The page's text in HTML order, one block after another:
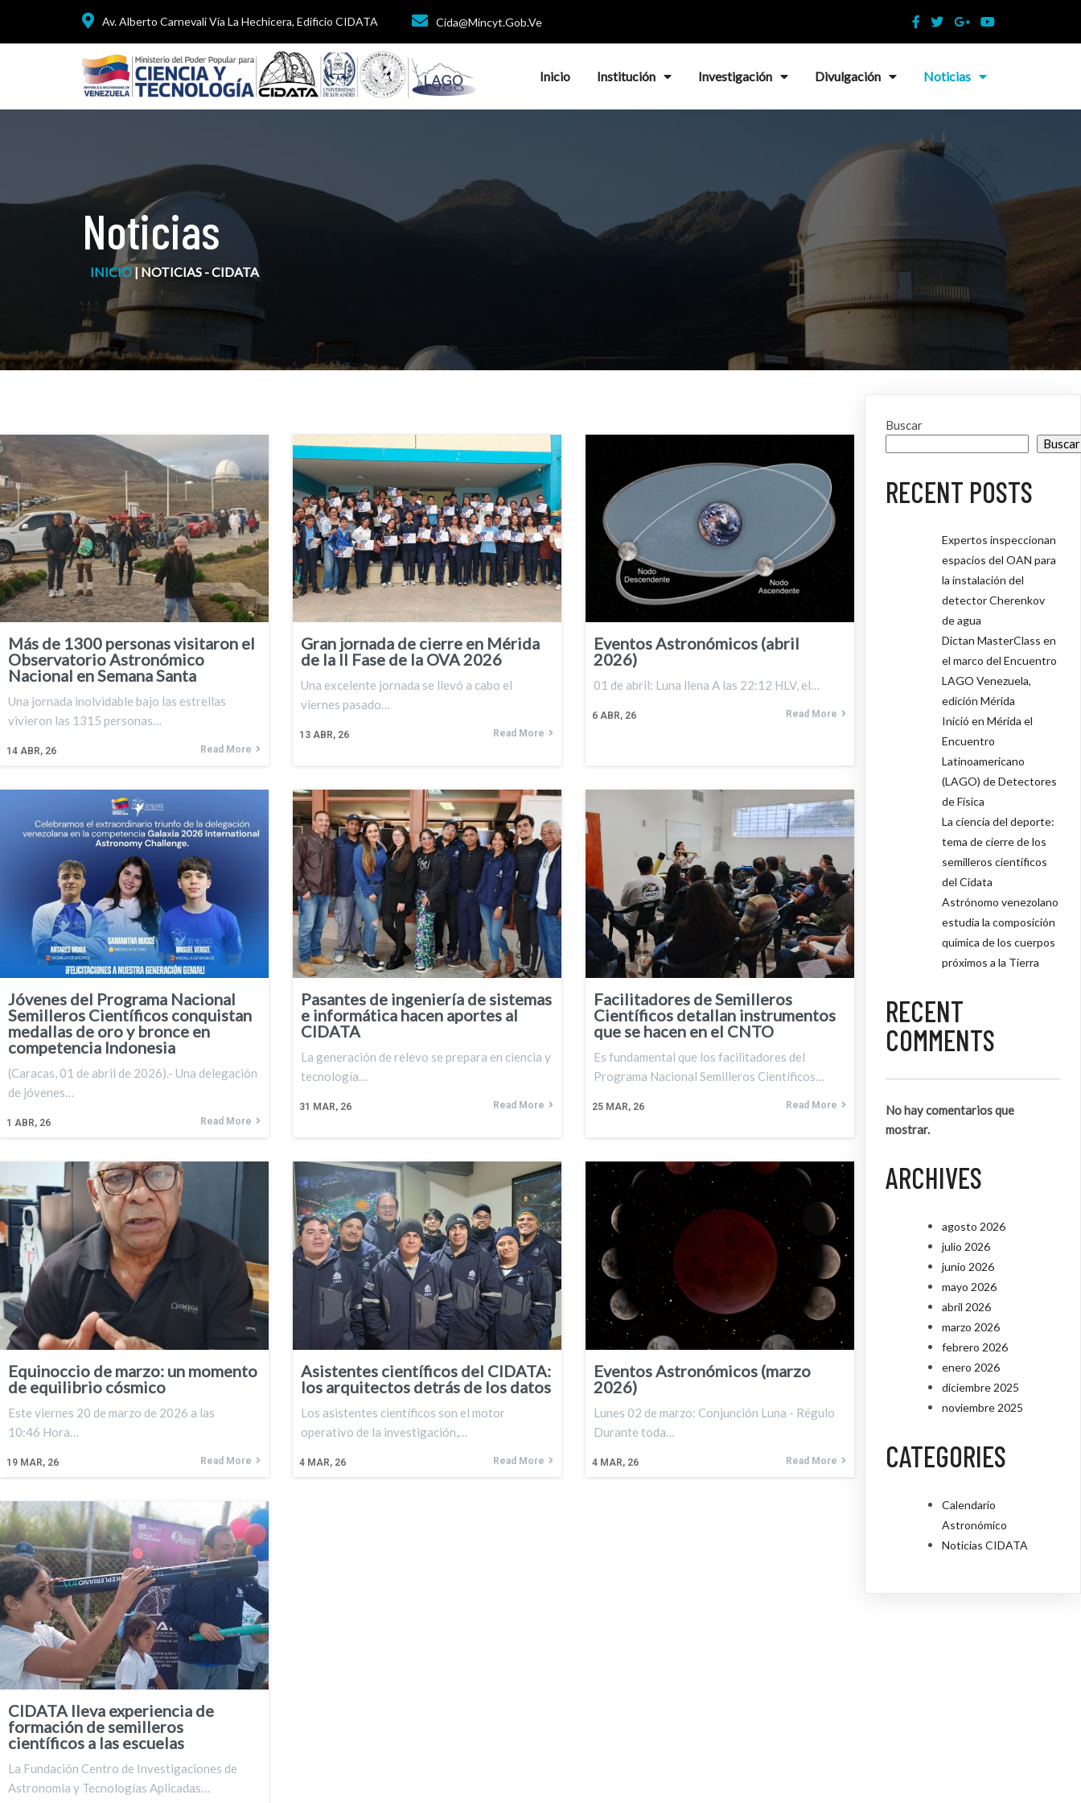
Av. Alberto Carnevali Vía La Hechicera, Edificio CIDATA Cida@mincyt.gob.ve
Inicio Institución Investigación Divulgación Noticias
Noticias
INICIO|NOTICIAS - CIDATA
Más de 1300 personas visitaron el
Observatorio Astronómico
Nacional en Semana Santa
14 ABR, 26
Una jornada inolvidable bajo las estrellas
vivieron las 1315 personas…
Read More
Gran jornada de cierre en Mérida
de la II Fase de la OVA 2026
13 ABR, 26
Una excelente jornada se llevó a cabo el
viernes pasado…
Read More
Eventos Astronómicos (abril
2026)
6 ABR, 26
01 de abril: Luna llena A las 22:12 HLV, el…
Read More
Jóvenes del Programa Nacional
Semilleros Científicos conquistan
medallas de oro y bronce en
competencia Indonesia
1 ABR, 26
(Caracas, 01 de abril de 2026).- Una delegación
de jóvenes…
Read More
Pasantes de ingeniería de sistemas
e informática hacen aportes al
CIDATA
31 MAR, 26
La generación de relevo se prepara en ciencia y
tecnología…
Read More
Facilitadores de Semilleros
Científicos detallan instrumentos
que se hacen en el CNTO
25 MAR, 26
Es fundamental que los facilitadores del
Programa Nacional Semilleros Científicos…
Read More
Equinoccio de marzo: un momento
de equilibrio cósmico
19 MAR, 26
Este viernes 20 de marzo de 2026 a las
10:46 Hora…
Read More
Asistentes científicos del CIDATA:
los arquitectos detrás de los datos
4 MAR, 26
Los asistentes científicos son el motor
operativo de la investigación,…
Read More
Eventos Astronómicos (marzo
2026)
4 MAR, 26
Lunes 02 de marzo: Conjunción Luna - Régulo
Durante toda…
Read More
CIDATA lleva experiencia de
formación de semilleros
científicos a las escuelas
La Fundación Centro de Investigaciones de
Astronomía y Tecnologías Aplicadas…
Buscar
Buscar
RECENT POSTS
Expertos inspeccionan
espacios del OAN para
la instalación del
detector Cherenkov
de agua
Dictan MasterClass en
el marco del Encuentro
LAGO Venezuela,
edición Mérida
Inició en Mérida el
Encuentro
Latinoamericano
(LAGO) de Detectores
de Física
La ciencia del deporte:
tema de cierre de los
semilleros científicos
del Cidata
Astrónomo venezolano
estudia la composición
química de los cuerpos
próximos a la Tierra
RECENT
COMMENTS
No hay comentarios que
mostrar.
ARCHIVES
agosto 2026
julio 2026
junio 2026
mayo 2026
abril 2026
marzo 2026
febrero 2026
enero 2026
diciembre 2025
noviembre 2025
CATEGORIES
Calendario
Astronómico
Noticias CIDATA